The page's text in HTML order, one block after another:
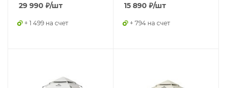
29 990 ₽/шт
+ 1 499 на счет
15 890 ₽/шт
+ 794 на счет